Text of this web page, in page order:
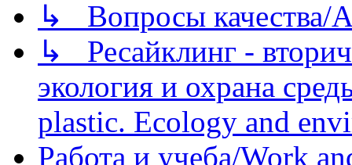
↳ Вопросы качества/
↳ Ресайклинг -
экология и охрана
plastic. Ecology and
Работа и учеба/Work